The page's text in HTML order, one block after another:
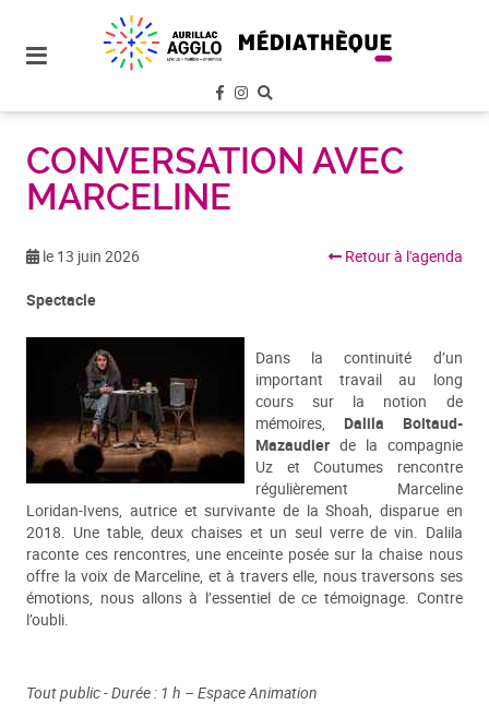
site
aller au
contenu
CONVERSATION AVEC
MARCELINE
le 13 juin 2026 Retour à l'agenda
Spectacle
Dans la continuité d’un
important travail au long
cours sur la notion de
mémoires, Dalila Boitaud-
Mazaudierde la compagnie
Uz et Coutumes rencontre
régulièrement Marceline
Loridan-Ivens, autrice et survivante de la Shoah, disparue en
2018. Une table, deux chaises et un seul verre de vin. Dalila
raconte ces rencontres, une enceinte posée sur la chaise nous
offre la voix de Marceline, et à travers elle, nous traversons ses
émotions, nous allons à l’essentiel de ce témoignage. Contre
l’oubli.
Tout public - Durée : 1 h – Espace Animation